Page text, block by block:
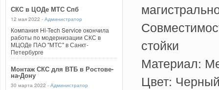
СКС в ЦОДе МТС Спб
12 мая 2022 - Администратор
Компания Hi-Tech Service окончила
работы по модернизации СКС в
МЦОДе ПАО "МТС" в Санкт-
Петербурге
Монтаж СКС для ВТБ в Ростове-
на-Дону
30 марта 2022 - Администратор
стойки
Материал:
Цвет: